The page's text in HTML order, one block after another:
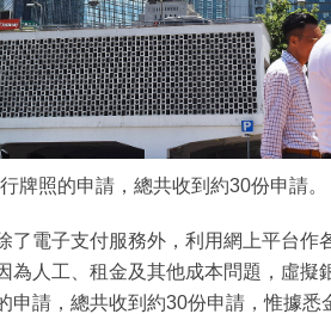
牌照的申請，總共收到約30份申請。
了電子支付服務外，利用網上平台作
為人工、租金及其他成本問題，虛擬
申請，總共收到約30份申請，惟據悉